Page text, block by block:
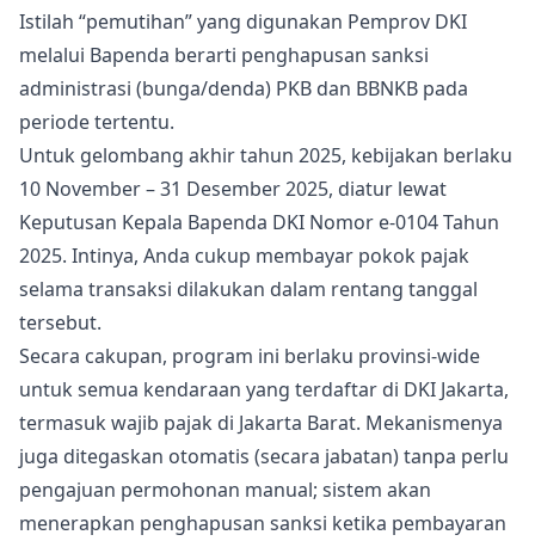
Istilah “pemutihan” yang digunakan Pemprov DKI
melalui Bapenda berarti penghapusan sanksi
administrasi (bunga/denda) PKB dan BBNKB pada
periode tertentu.
Untuk gelombang akhir tahun 2025, kebijakan berlaku
10 November – 31 Desember 2025, diatur lewat
Keputusan Kepala Bapenda DKI Nomor e-0104 Tahun
2025. Intinya, Anda cukup membayar pokok pajak
selama transaksi dilakukan dalam rentang tanggal
tersebut.
Secara cakupan, program ini berlaku provinsi-wide
untuk semua kendaraan yang terdaftar di DKI Jakarta,
termasuk wajib pajak di Jakarta Barat. Mekanismenya
juga ditegaskan otomatis (secara jabatan) tanpa perlu
pengajuan permohonan manual; sistem akan
menerapkan penghapusan sanksi ketika pembayaran